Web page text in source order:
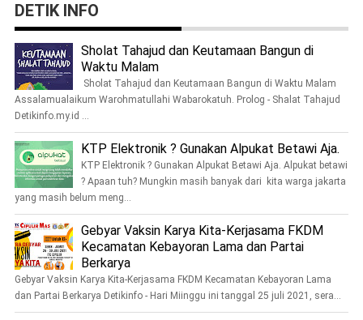
DETIK INFO
Sholat Tahajud dan Keutamaan Bangun di
Waktu Malam
Sholat Tahajud dan Keutamaan Bangun di Waktu Malam
Assalamualaikum Warohmatullahi Wabarokatuh. Prolog - Shalat Tahajud
Detikinfo.my.id ...
KTP Elektronik ? Gunakan Alpukat Betawi Aja.
KTP Elektronik ? Gunakan Alpukat Betawi Aja. Alpukat betawi
? Apaan tuh? Mungkin masih banyak dari kita warga jakarta
yang masih belum meng...
Gebyar Vaksin Karya Kita-Kerjasama FKDM
Kecamatan Kebayoran Lama dan Partai
Berkarya
Gebyar Vaksin Karya Kita-Kerjasama FKDM Kecamatan Kebayoran Lama
dan Partai Berkarya Detikinfo - Hari Miinggu ini tanggal 25 juli 2021, sera...